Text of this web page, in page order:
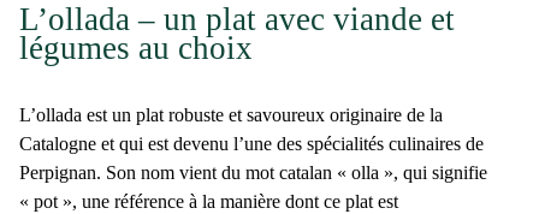
L’ollada – un plat avec viande et
légumes au choix
L’ollada est un plat robuste et savoureux originaire de la
Catalogne et qui est devenu l’une des spécialités culinaires de
Perpignan. Son nom vient du mot catalan « olla », qui signifie
« pot », une référence à la manière dont ce plat est